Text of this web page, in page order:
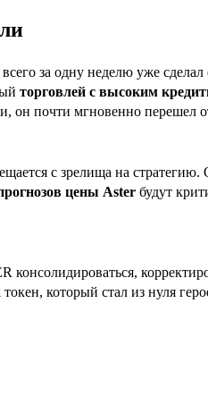
за одну неделю уже
торговлей с высоким
он почти мгновенно перешел
с зрелища на
цены Aster будут
консолидироваться,
который стал из нуля